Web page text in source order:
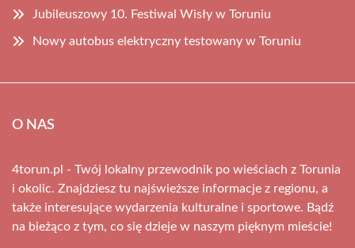
Jubileuszowy 10. Festiwal Wisły w Toruniu
Nowy autobus elektryczny testowany w Toruniu
O NAS
4torun.pl - Twój lokalny przewodnik po wieściach z Torunia
i okolic. Znajdziesz tu najświeższe informacje z regionu, a
także interesujące wydarzenia kulturalne i sportowe. Bądź
na bieżąco z tym, co się dzieje w naszym pięknym mieście!